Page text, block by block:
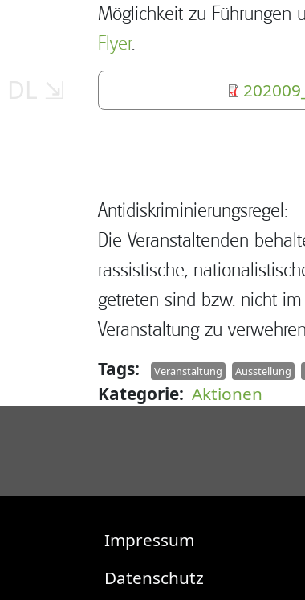
Möglichkeit zu Führungen
Flyer.
Antidiskriminierungsregel:
Die Veranstaltenden
rassistische,
getreten sind bzw. nicht
Veranstaltung zu
Tags Veranstaltung Ausstellung
Kategorie Aktionen
Fußzeile
Impressum
Datenschutz